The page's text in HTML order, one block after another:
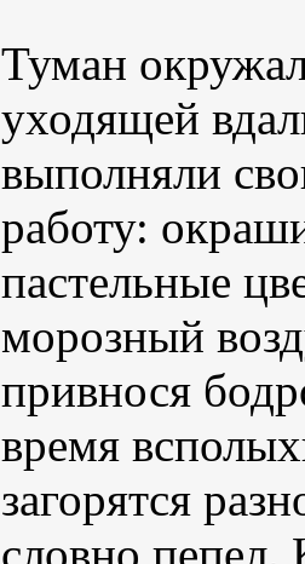
Туман
уходящей
выполняли
работу:
пастельные
морозный
привнося
время
загорятся